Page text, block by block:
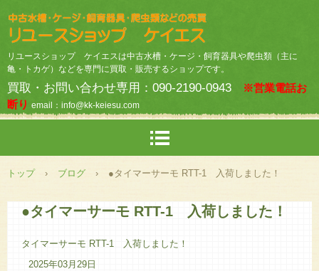
リユースショップ ケイエスは中古水槽・ケージ・飼育器具や爬虫類（主に
亀・トカゲ）などを専門に買取・販売するショップです。
買取・お問い合わせ専用：090-2190-0943
※営業電話お
断り email：info@kk-keiesu.com
トップ › ブログ › ●タイマーサーモ RTT-1 入荷しました！
●タイマーサーモ RTT-1 入荷しました！
タイマーサーモ RTT-1 入荷しました！
2025年03月29日